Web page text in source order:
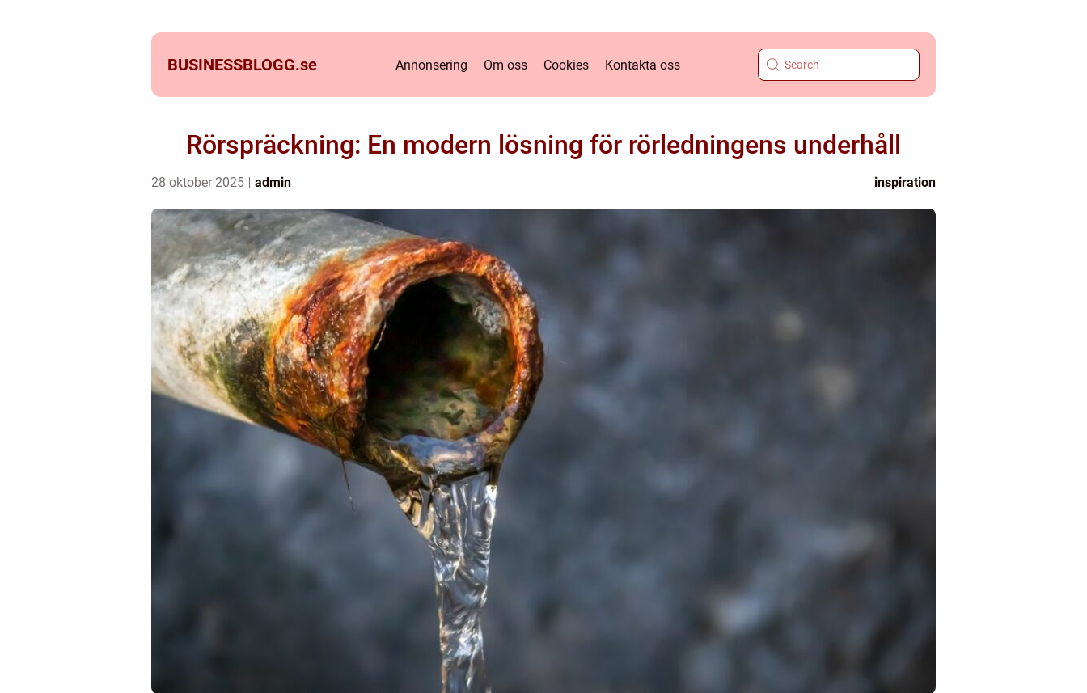
BUSINESSBLOGG.se Annonsering Om oss Cookies Kontakta oss
Rörspräckning: En modern lösning för rörledningens underhåll
28 oktober 2025 admin inspiration